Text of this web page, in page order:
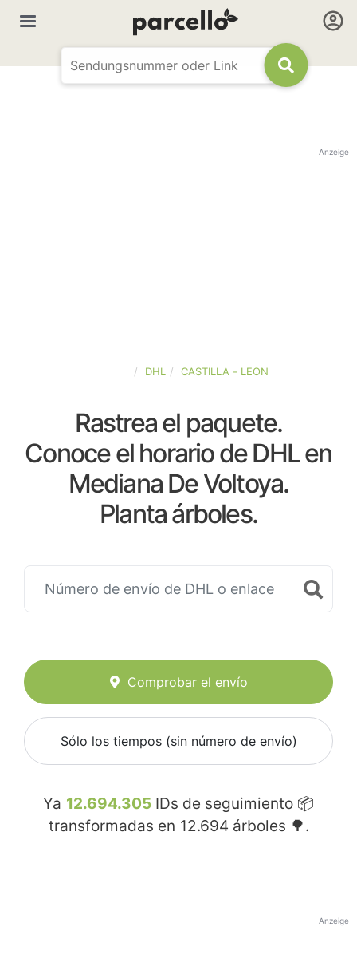
Anzeige
DHL CASTILLA - LEON
Rastrea el paquete.
Conoce el horario de DHL en
Mediana De Voltoya.
Planta árboles.
Comprobar el envío
Sólo los tiempos (sin número de envío)
Ya 12.694.305 IDs de seguimiento 📦
transformadas en 12.694 árboles 🌳.
Anzeige